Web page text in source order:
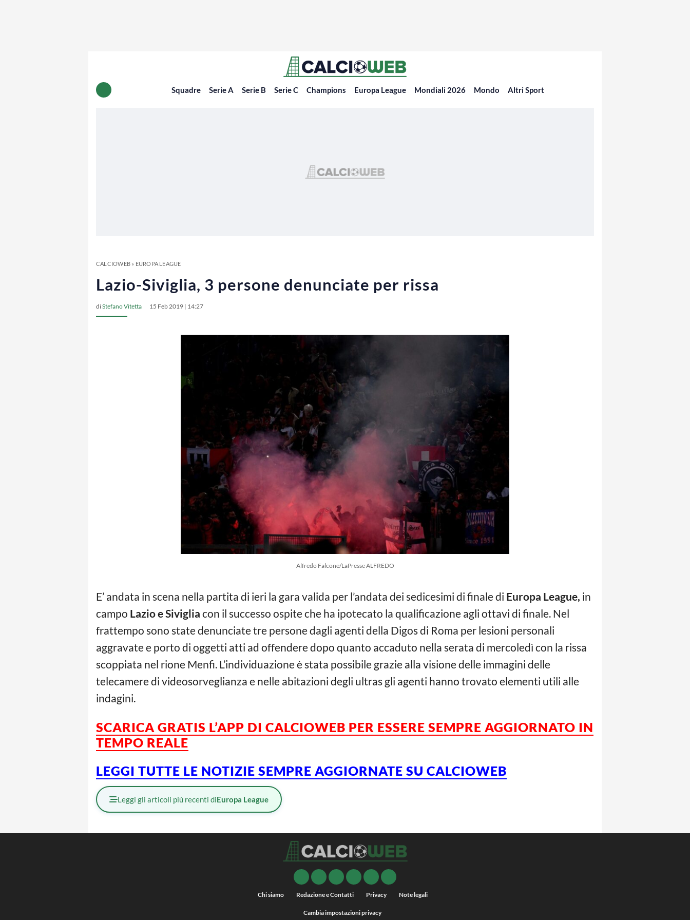
Squadre Serie A Serie B Serie C Champions Europa League Mondiali 2026 Mondo Altri Sport
CALCIOWEB» EUROPA LEAGUE
Lazio-Siviglia, 3 persone denunciate per rissa
diStefano Vitetta 15 Feb 2019 | 14:27
Alfredo Falcone/LaPresse ALFREDO
E’ andata in scena nella partita di ieri la gara valida per l’andata dei sedicesimi di finale di Europa League, in
campo Lazio e Siviglia con il successo ospite che ha ipotecato la qualificazione agli ottavi di finale. Nel
frattempo sono state denunciate tre persone dagli agenti della Digos di Roma per lesioni personali
aggravate e porto di oggetti atti ad offendere dopo quanto accaduto nella serata di mercoledì con la rissa
scoppiata nel rione Menfi. L’individuazione è stata possibile grazie alla visione delle immagini delle
telecamere di videosorveglianza e nelle abitazioni degli ultras gli agenti hanno trovato elementi utili alle
indagini.
SCARICA GRATIS L’APP DI CALCIOWEB PER ESSERE SEMPRE AGGIORNATO IN
TEMPO REALE
LEGGI TUTTE LE NOTIZIE SEMPRE AGGIORNATE SU CALCIOWEB
Leggi gli articoli più recenti diEuropa League
Chi siamo Redazione e Contatti Privacy Note legali
Cambia impostazioni privacy